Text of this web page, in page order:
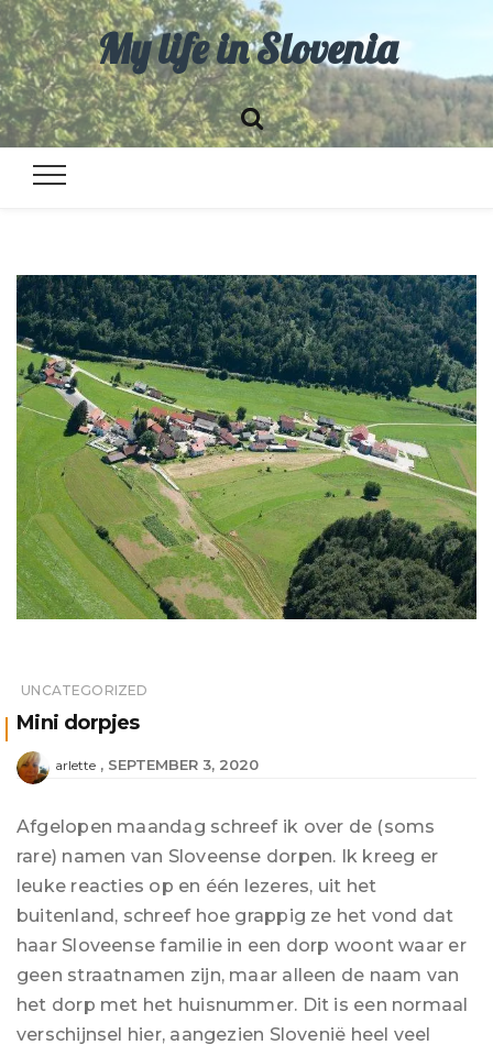
My life in Slovenia
UNCATEGORIZED
Mini dorpjes
arlette SEPTEMBER 3, 2020
Afgelopen maandag schreef ik over de (soms
rare) namen van Sloveense dorpen. Ik kreeg er
leuke reacties op en één lezeres, uit het
buitenland, schreef hoe grappig ze het vond dat
haar Sloveense familie in een dorp woont waar er
geen straatnamen zijn, maar alleen de naam van
het dorp met het huisnummer. Dit is een normaal
verschijnsel hier, aangezien Slovenië heel veel